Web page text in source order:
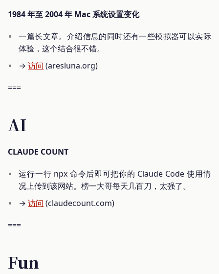
1984 年至 2004 年 Mac 系统设置变化
一篇长文章。介绍信息的同时还有一些模拟器可以实际
体验，这个结合很不错。
→访问 (aresluna.org)
===
AI
CLAUDE COUNT
运行一行 npx 命令后即可把你的 Claude Code 使用情
况上传到该网站。榜一大哥每天几百刀，太强了。
→访问 (claudecount.com)
===
Fun